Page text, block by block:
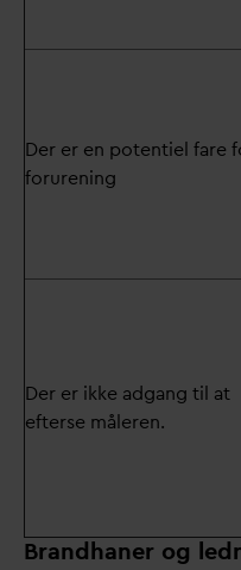
Der er en potentiel fare
forurening
Der er ikke adgang til at
efterse måleren.
Brandhaner og